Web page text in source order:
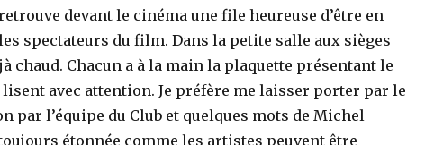
devant le cinéma une file heureuse d’être en
spectateurs du film. Dans la petite salle aux sièges
chaud. Chacun a à la main la plaquette présentant le
avec attention. Je préfère me laisser porter par le
par l’équipe du Club et quelques mots de Michel
étonnée comme les artistes peuvent être